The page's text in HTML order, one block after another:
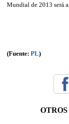
Mundial de 2013 será
(Fuente: PL)